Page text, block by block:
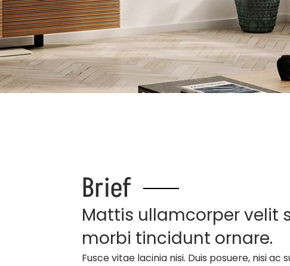
Brief
Mattis ullamcorper velit
morbi tincidunt ornare.
Fusce vitae lacinia nisi. Duis posuere, nisi ac